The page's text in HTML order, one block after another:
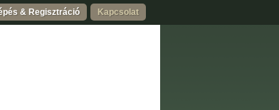
& Regisztráció Kapcsolat